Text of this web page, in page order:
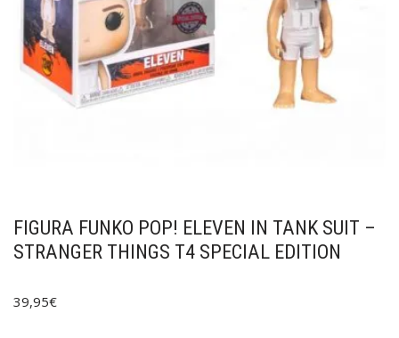
FIGURA FUNKO POP! ELEVEN IN TANK SUIT –
STRANGER THINGS T4 SPECIAL EDITION
39,95€